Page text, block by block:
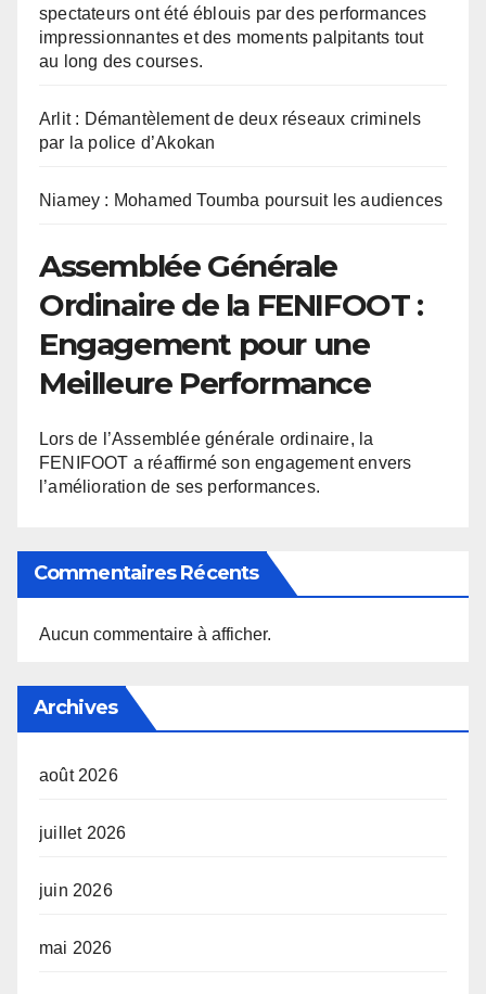
spectateurs ont été éblouis par des performances
impressionnantes et des moments palpitants tout
au long des courses.
Arlit : Démantèlement de deux réseaux criminels
par la police d’Akokan
Niamey : Mohamed Toumba poursuit les audiences
Assemblée Générale
Ordinaire de la FENIFOOT :
Engagement pour une
Meilleure Performance
Lors de l’Assemblée générale ordinaire, la
FENIFOOT a réaffirmé son engagement envers
l’amélioration de ses performances.
Commentaires Récents
Aucun commentaire à afficher.
Archives
août 2026
juillet 2026
juin 2026
mai 2026